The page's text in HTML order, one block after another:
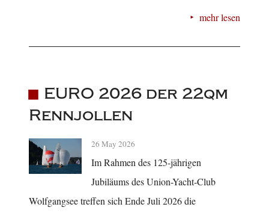
mehr lesen
EURO 2026 der 22qm
Rennjollen
26 May 2026
Im Rahmen des 125-jährigen
Jubiläums des Union-Yacht-Club
Wolfgangsee treffen sich Ende Juli 2026 die